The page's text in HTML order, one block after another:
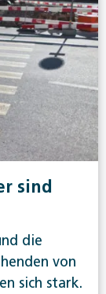
sind
die
von
sich stark.